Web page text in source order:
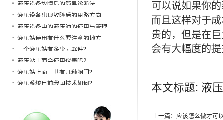
可以说如果你
而且这样对于
贵的，但是在
会有大幅度的
本文标题: 液
上一篇：应该怎么做才可
液压设备故障后的简易诊断法
液压设备出现故障后的思路方向
液压设备中的液压油的使用与管理
液压站使用有什么要注意的地方
一个液压站有多少元器件？
液压站上面会使用仪表吗？
液压站上面一共有几种阀门？
液压系统目前我国技术如何？